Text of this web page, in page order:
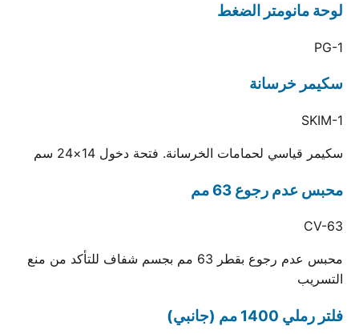
لوحة مانومتر الضغط
PG-1
سكيمر خرسانة
SKIM-1
سكيمر قياسي لحمامات الخرسانة. فتحة دخول 14×24 سم
محبس عدم رجوع 63 مم
CV-63
محبس عدم رجوع بقطر 63 مم بجسم شفاف للتأكد من منع
التسريب
فلتر رملي 1400 مم (جانبي)